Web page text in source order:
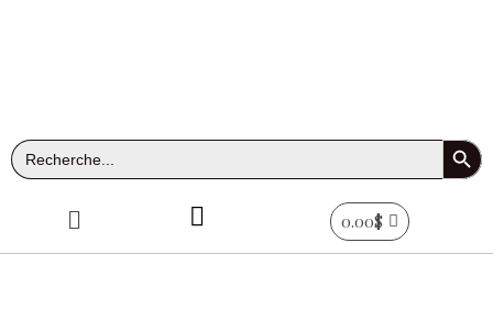
Search
for:
Search Button
Menu 0.00$